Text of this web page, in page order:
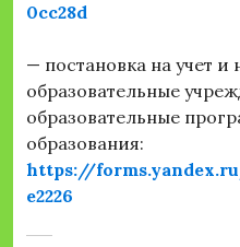
0cc28d
— постановка на учет и
образовательные
образовательные
образования:
https://
e2226